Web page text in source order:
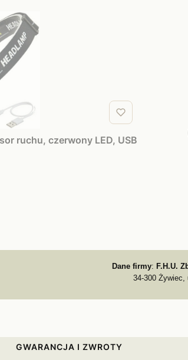
ruchu, czerwony LED, USB
Dane firmy: F.H.U.
34-300 Żywiec,
GWARANCJA I ZWROTY